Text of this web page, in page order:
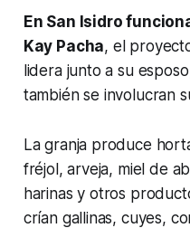
En San Isidro
Kay Pacha, el
lidera junto a su
también se involucran
La granja produce
fréjol, arveja, miel de
harinas y otros
crían gallinas, cuyes,